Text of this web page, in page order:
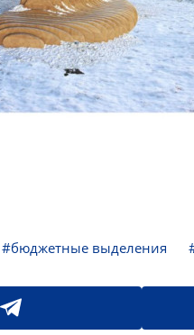
#бюджетные выделения